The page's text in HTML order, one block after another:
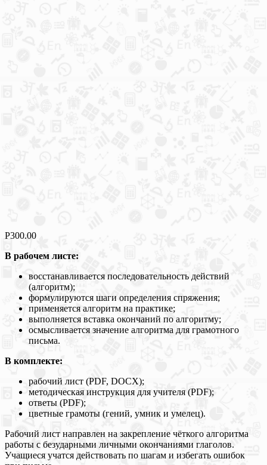
Р300.00
В рабочем листе:
восстанавливается последовательность действий
(алгоритм);
формулируются шаги определения спряжения;
применяется алгоритм на практике;
выполняется вставка окончаний по алгоритму;
осмысливается значение алгоритма для грамотного
письма.
В комплекте:
рабочий лист (PDF, DOCX);
методическая инструкция для учителя (PDF);
ответы (PDF);
цветные грамоты (гений, умник и умелец).
Рабочий лист направлен на закрепление чёткого алгоритма
работы с безударными личными окончаниями глаголов.
Учащиеся учатся действовать по шагам и избегать ошибок